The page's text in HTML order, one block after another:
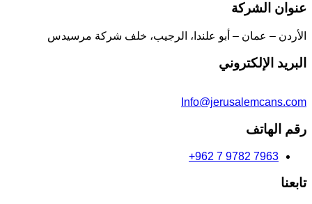
عنوان الشركة
الأردن – عمان – أبو علندا، الرجيب، خلف شركة مرسيدس
البريد الإلكتروني
Info@jerusalemcans.com
رقم الهاتف
+962 7 9782 7963
تابعنا